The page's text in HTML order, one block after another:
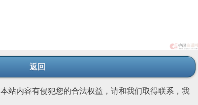
返回
站内容有侵犯您的合法权益，请和我们取得联系，我